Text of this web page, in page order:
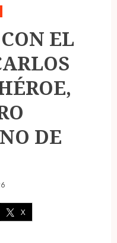
EL
DE
X